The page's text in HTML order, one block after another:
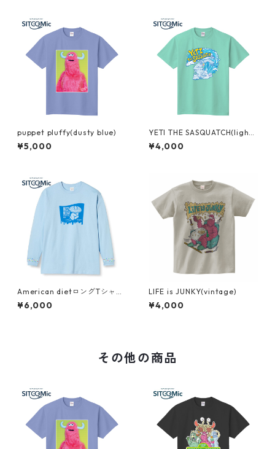
puppet pluffy(dusty blue)
¥5,000
YETI THE SASQUATCH(light
green)
¥4,000
American dietロングTシャツ
(lite blue)
¥6,000
LIFE is JUNKY(vintage)
¥4,000
その他の商品